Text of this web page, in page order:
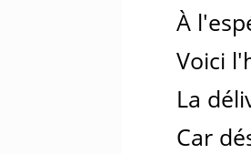
À
Voici
La
Car